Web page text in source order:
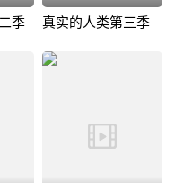
季 真实的人类第三季